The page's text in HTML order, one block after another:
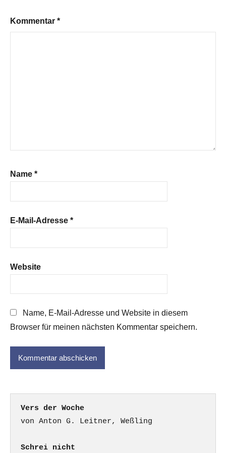
Kommentar *
Name *
E-Mail-Adresse *
Website
Name, E-Mail-Adresse und Website in diesem
Browser für meinen nächsten Kommentar speichern.
Vers der Woche
Schrei nicht